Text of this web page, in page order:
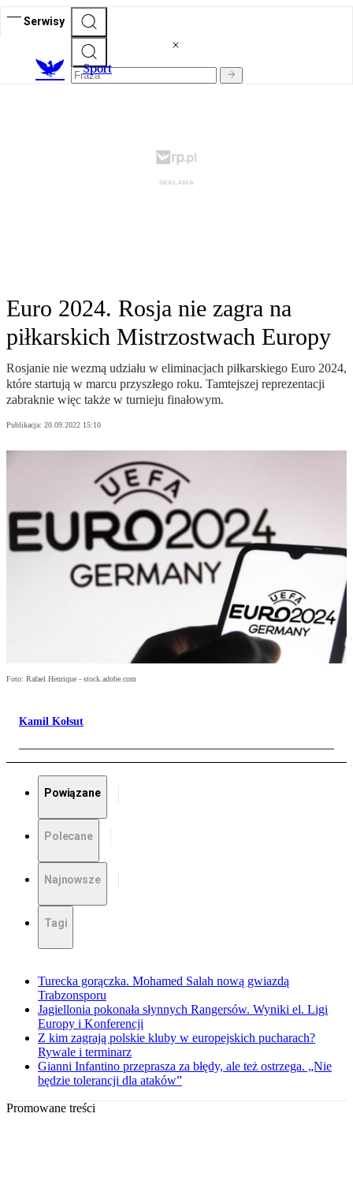
Serwisy
Sport
Euro 2024. Rosja nie zagra na
piłkarskich Mistrzostwach Europy
Rosjanie nie wezmą udziału w eliminacjach piłkarskiego Euro 2024,
które startują w marcu przyszłego roku. Tamtejszej reprezentacji
zabraknie więc także w turnieju finałowym.
Publikacja: 20.09.2022 15:10
Foto: Rafael Henrique - stock.adobe.com
Kamil Kołsut
Powiązane
Polecane
Najnowsze
Tagi
Turecka gorączka. Mohamed Salah nową gwiazdą
Trabzonsporu
Jagiellonia pokonała słynnych Rangersów. Wyniki el. Ligi
Europy i Konferencji
Z kim zagrają polskie kluby w europejskich pucharach?
Rywale i terminarz
Gianni Infantino przeprasza za błędy, ale też ostrzega. „Nie
będzie tolerancji dla ataków”
Promowane treści